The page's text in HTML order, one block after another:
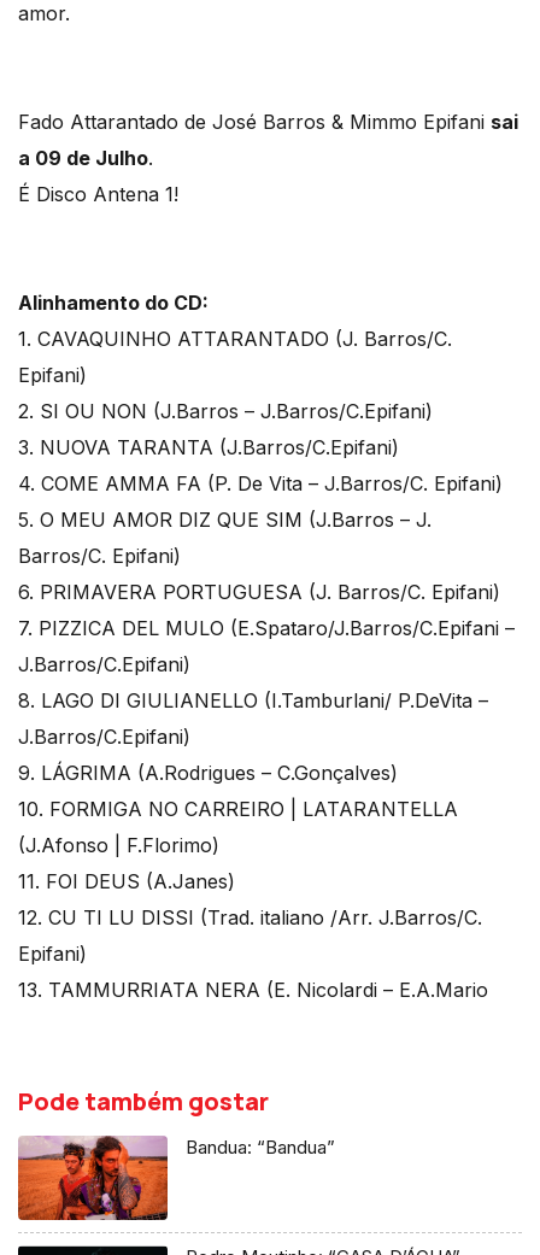
amor.
Fado Attarantado de José Barros & Mimmo Epifani sai
a 09 de Julho.
É Disco Antena 1!
Alinhamento do CD:
1. CAVAQUINHO ATTARANTADO (J. Barros/C.
Epifani)
2. SI OU NON (J.Barros – J.Barros/C.Epifani)
3. NUOVA TARANTA (J.Barros/C.Epifani)
4. COME AMMA FA (P. De Vita – J.Barros/C. Epifani)
5. O MEU AMOR DIZ QUE SIM (J.Barros – J.
Barros/C. Epifani)
6. PRIMAVERA PORTUGUESA (J. Barros/C. Epifani)
7. PIZZICA DEL MULO (E.Spataro/J.Barros/C.Epifani –
J.Barros/C.Epifani)
8. LAGO DI GIULIANELLO (I.Tamburlani/ P.DeVita –
J.Barros/C.Epifani)
9. LÁGRIMA (A.Rodrigues – C.Gonçalves)
10. FORMIGA NO CARREIRO | LATARANTELLA
(J.Afonso | F.Florimo)
11. FOI DEUS (A.Janes)
12. CU TI LU DISSI (Trad. italiano /Arr. J.Barros/C.
Epifani)
13. TAMMURRIATA NERA (E. Nicolardi – E.A.Mario
Pode também gostar
Bandua: “Bandua”